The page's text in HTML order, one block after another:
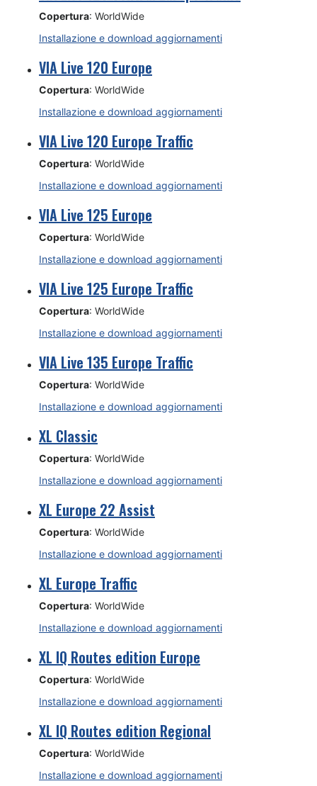
Copertura: WorldWide
Installazione e download aggiornamenti
VIA Live 120 Europe
Copertura: WorldWide
Installazione e download aggiornamenti
VIA Live 120 Europe Traffic
Copertura: WorldWide
Installazione e download aggiornamenti
VIA Live 125 Europe
Copertura: WorldWide
Installazione e download aggiornamenti
VIA Live 125 Europe Traffic
Copertura: WorldWide
Installazione e download aggiornamenti
VIA Live 135 Europe Traffic
Copertura: WorldWide
Installazione e download aggiornamenti
XL Classic
Copertura: WorldWide
Installazione e download aggiornamenti
XL Europe 22 Assist
Copertura: WorldWide
Installazione e download aggiornamenti
XL Europe Traffic
Copertura: WorldWide
Installazione e download aggiornamenti
XL IQ Routes edition Europe
Copertura: WorldWide
Installazione e download aggiornamenti
XL IQ Routes edition Regional
Copertura: WorldWide
Installazione e download aggiornamenti